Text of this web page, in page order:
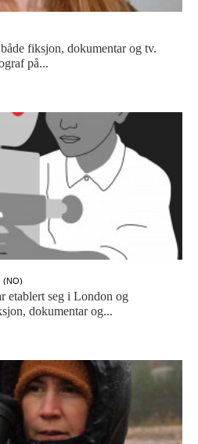
både fiksjon, dokumentar og tv.
på...
(NO)
etablert seg i London og
dokumentar og...